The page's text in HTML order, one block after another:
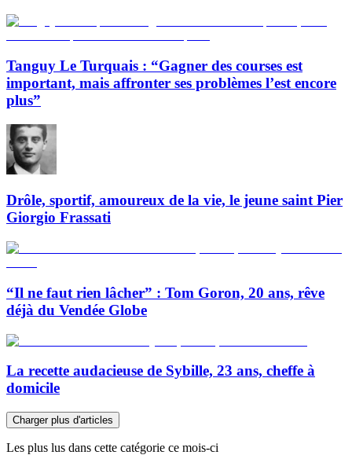
Tanguy Le Turquais : “Gagner des courses est
important, mais affronter ses problèmes l’est encore
plus”
Drôle, sportif, amoureux de la vie, le jeune saint Pier
Giorgio Frassati
“Il ne faut rien lâcher” : Tom Goron, 20 ans, rêve
déjà du Vendée Globe
La recette audacieuse de Sybille, 23 ans, cheffe à
domicile
Charger plus d'articles
Les plus lus dans cette catégorie ce mois-ci